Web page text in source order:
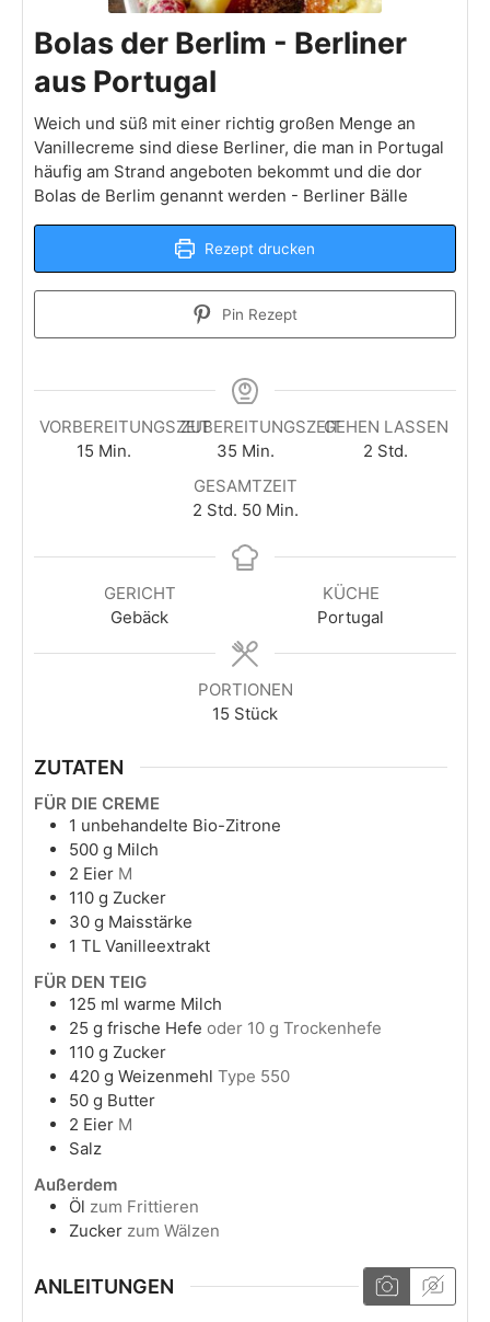
Bolas der Berlim - Berliner
aus Portugal
Weich und süß mit einer richtig großen Menge an
Vanillecreme sind diese Berliner, die man in Portugal
häufig am Strand angeboten bekommt und die dor
Bolas de Berlim genannt werden - Berliner Bälle
Rezept drucken
Pin Rezept
VORBEREITUNGSZEIT
15 Minuten
Min.
ZUBEREITUNGSZEIT
35Minuten
Min.
GEHEN LASSEN
2 Stunden
Std.
GESAMTZEIT
2Stunden
Std. 50Minuten
Min.
GERICHT
Gebäck
KÜCHE
Portugal
PORTIONEN
15 Stück
ZUTATEN
FÜR DIE CREME
1 unbehandelte Bio-Zitrone
500 g Milch
2 Eier M
110 g Zucker
30 g Maisstärke
1 TL Vanilleextrakt
FÜR DEN TEIG
125 ml warme Milch
25 g frische Hefe oder 10 g Trockenhefe
110 g Zucker
420 g Weizenmehl Type 550
50 g Butter
2 Eier M
Salz
Außerdem
Öl zum Frittieren
Zucker zum Wälzen
ANLEITUNGEN